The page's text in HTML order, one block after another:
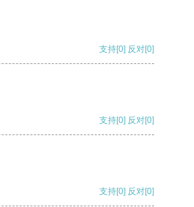
支持[0] 反对[0]
支持[0] 反对[0]
支持[0] 反对[0]